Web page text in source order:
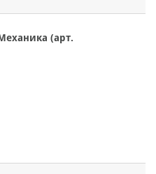
(арт.